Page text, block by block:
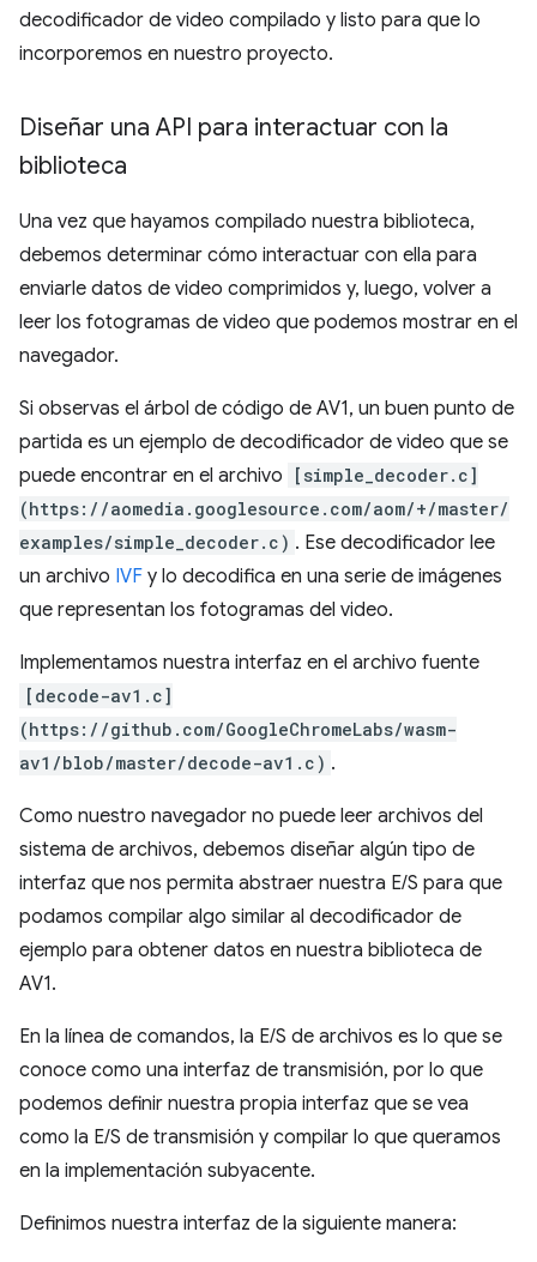
decodificador de video compilado y listo para que lo
incorporemos en nuestro proyecto.
Diseñar una API para interactuar con la
biblioteca
Una vez que hayamos compilado nuestra biblioteca,
debemos determinar cómo interactuar con ella para
enviarle datos de video comprimidos y, luego, volver a
leer los fotogramas de video que podemos mostrar en el
navegador.
Si observas el árbol de código de AV1, un buen punto de
partida es un ejemplo de decodificador de video que se
puede encontrar en el archivo
[simple_decoder.c]
(https://aomedia.googlesource.com/aom/+/master/
examples/simple_decoder.c) . Ese decodificador lee
un archivo IVF y lo decodifica en una serie de imágenes
que representan los fotogramas del video.
Implementamos nuestra interfaz en el archivo fuente
[decode-av1.c]
(https://github.com/GoogleChromeLabs/wasm-
av1/blob/master/decode-av1.c) .
Como nuestro navegador no puede leer archivos del
sistema de archivos, debemos diseñar algún tipo de
interfaz que nos permita abstraer nuestra E/S para que
podamos compilar algo similar al decodificador de
ejemplo para obtener datos en nuestra biblioteca de
AV1.
En la línea de comandos, la E/S de archivos es lo que se
conoce como una interfaz de transmisión, por lo que
podemos definir nuestra propia interfaz que se vea
como la E/S de transmisión y compilar lo que queramos
en la implementación subyacente.
Definimos nuestra interfaz de la siguiente manera: